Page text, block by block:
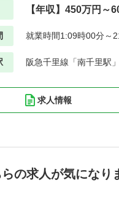
【年収】450万円～
就業時間1:09時00分～
阪急千里線「南千里駅
求人情報
の求人が気になり